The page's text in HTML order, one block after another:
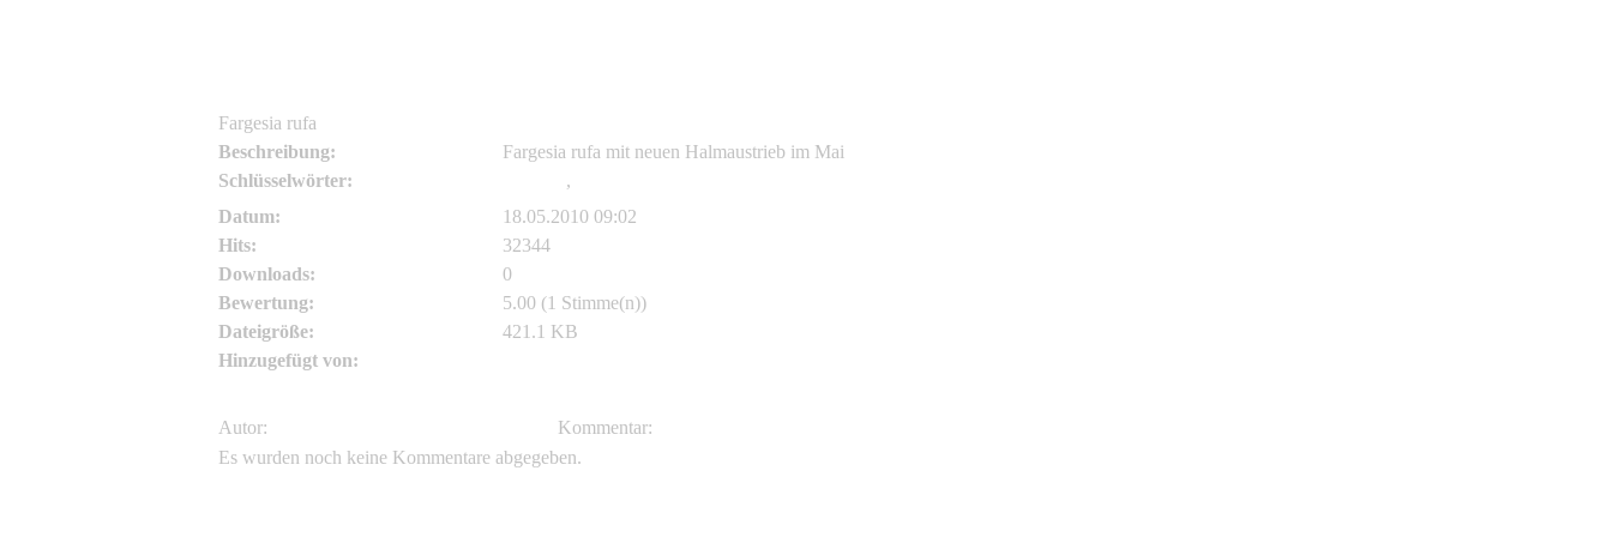
Fargesia rufa
Beschreibung:
Fargesia rufa mit neuen Halmaustrieb im Mai
Schlüsselwörter:
,
Datum:
18.05.2010 09:02
Hits:
32344
Downloads:
0
Bewertung:
5.00 (1 Stimme(n))
Dateigröße:
421.1 KB
Hinzugefügt von:
Autor:
Kommentar:
Es wurden noch keine Kommentare abgegeben.